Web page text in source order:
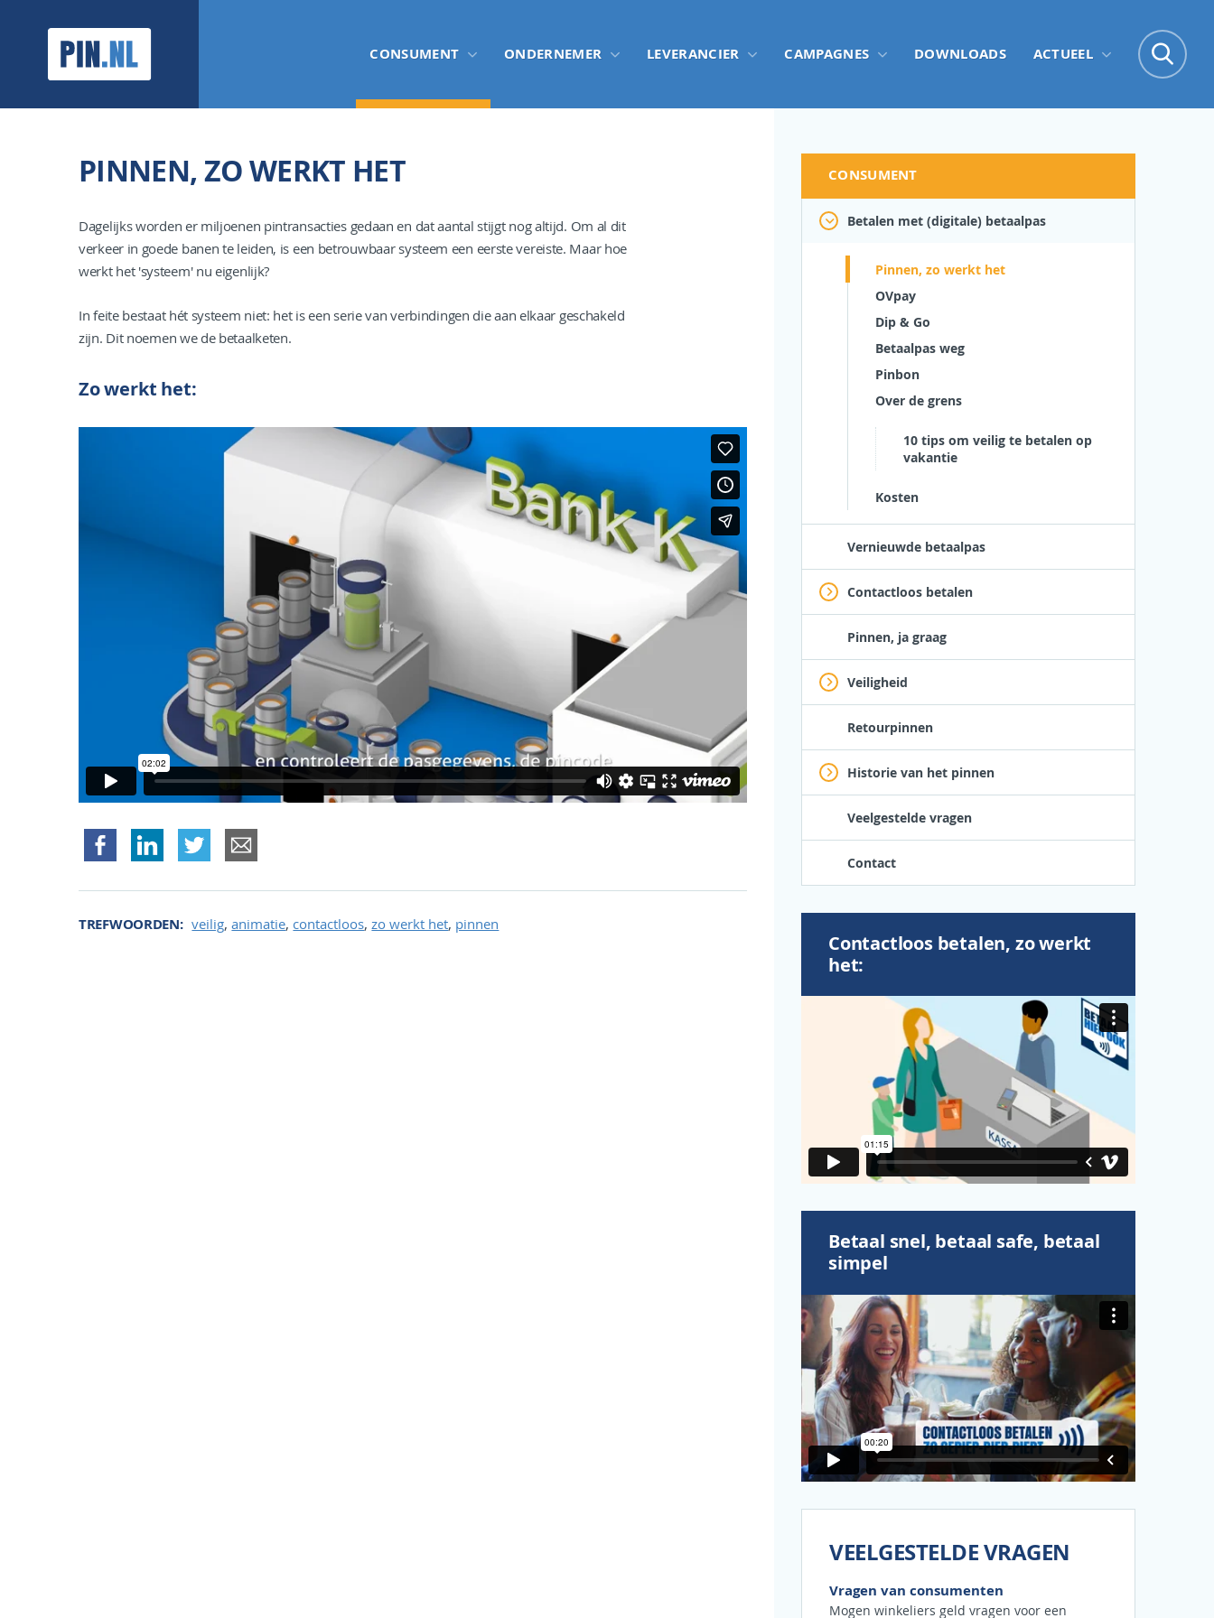
CONSUMENT ONDERNEMER LEVERANCIER CAMPAGNES DOWNLOADS ACTUEEL
PINNEN, ZO WERKT HET
Dagelijks worden er miljoenen pintransacties gedaan en dat aantal stijgt nog altijd. Om al dit
verkeer in goede banen te leiden, is een betrouwbaar systeem een eerste vereiste. Maar hoe
werkt het 'systeem' nu eigenlijk?
In feite bestaat hét systeem niet: het is een serie van verbindingen die aan elkaar geschakeld
zijn. Dit noemen we de betaalketen.
Zo werkt het:
TREFWOORDEN veilig,animatie, contactloos,zo werkt het, pinnen
CONSUMENT
Betalen met (digitale) betaalpas
Pinnen, zo werkt het
OVpay
Dip & Go
Betaalpas weg
Pinbon
Over de grens
10 tips om veilig te betalen op
vakantie
Kosten
Vernieuwde betaalpas
Contactloos betalen
Pinnen, ja graag
Veiligheid
Retourpinnen
Historie van het pinnen
Veelgestelde vragen
Contact
Contactloos betalen, zo werkt
het:
Betaal snel, betaal safe, betaal
simpel
VEELGESTELDE VRAGEN
Vragen van consumenten
Mogen winkeliers geld vragen voor een